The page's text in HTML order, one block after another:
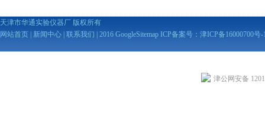
天津市华通实验仪器厂 版权所有
网站首页
新闻中心 联系我们 | 2016 GoogleSitemap ICP备案号： 津ICP备16000700号-
津公网安备